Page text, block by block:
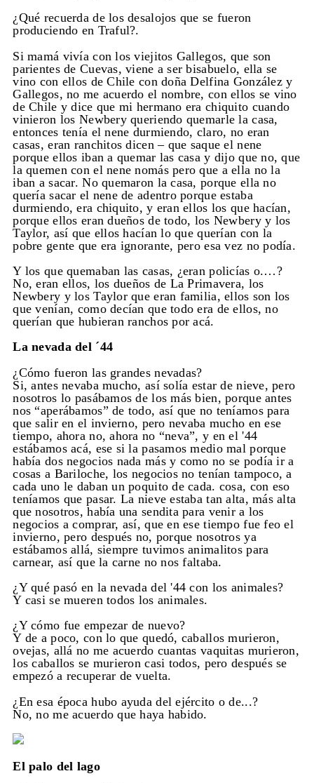
¿Qué recuerda de los desalojos que se fueron
produciendo en Traful?.
Si mamá vivía con los viejitos Gallegos, que son
parientes de Cuevas, viene a ser bisabuelo, ella se
vino con ellos de Chile con doña Delfina González y
Gallegos, no me acuerdo el nombre, con ellos se vino
de Chile y dice que mi hermano era chiquito cuando
vinieron los Newbery queriendo quemarle la casa,
entonces tenía el nene durmiendo, claro, no eran
casas, eran ranchitos dicen – que saque el nene
porque ellos iban a quemar las casa y dijo que no, que
la quemen con el nene nomás pero que a ella no la
iban a sacar. No quemaron la casa, porque ella no
quería sacar el nene de adentro porque estaba
durmiendo, era chiquito, y eran ellos los que hacían,
porque ellos eran dueños de todo, los Newbery y los
Taylor, así que ellos hacían lo que querían con la
pobre gente que era ignorante, pero esa vez no podía.
Y los que quemaban las casas, ¿eran policías o.…?
No, eran ellos, los dueños de La Primavera, los
Newbery y los Taylor que eran familia, ellos son los
que venían, como decían que todo era de ellos, no
querían que hubieran ranchos por acá.
La nevada del ´44
¿Cómo fueron las grandes nevadas?
Si, antes nevaba mucho, así solía estar de nieve, pero
nosotros lo pasábamos de los más bien, porque antes
nos “aperábamos” de todo, así que no teníamos para
que salir en el invierno, pero nevaba mucho en ese
tiempo, ahora no, ahora no “neva”, y en el '44
estábamos acá, ese si la pasamos medio mal porque
había dos negocios nada más y como no se podía ir a
cosas a Bariloche, los negocios no tenían tampoco, a
cada uno le daban un poquito de cada. cosa, con eso
teníamos que pasar. La nieve estaba tan alta, más alta
que nosotros, había una sendita para venir a los
negocios a comprar, así, que en ese tiempo fue feo el
invierno, pero después no, porque nosotros ya
estábamos allá, siempre tuvimos animalitos para
carnear, así que la carne no nos faltaba.
¿Y qué pasó en la nevada del '44 con los animales?
Y casi se mueren todos los animales.
¿Y cómo fue empezar de nuevo?
Y de a poco, con lo que quedó, caballos murieron,
ovejas, allá no me acuerdo cuantas vaquitas murieron,
los caballos se murieron casi todos, pero después se
empezó a recuperar de vuelta.
¿En esa época hubo ayuda del ejército o de...?
No, no me acuerdo que haya habido.
El palo del lago